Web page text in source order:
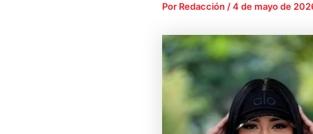
Por Redacción /4 de mayo de